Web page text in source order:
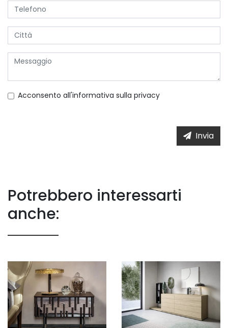
Acconsento all'informativa sulla privacy
Invia
Potrebbero interessarti
anche: